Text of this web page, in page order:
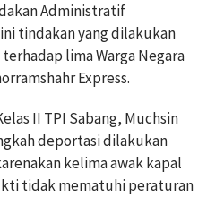
Administratif
tindakan yang dilakukan
lima Warga Negara
Express.
II TPI Sabang, Muchsin
deportasi dilakukan
kelima awak kapal
tidak mematuhi peraturan